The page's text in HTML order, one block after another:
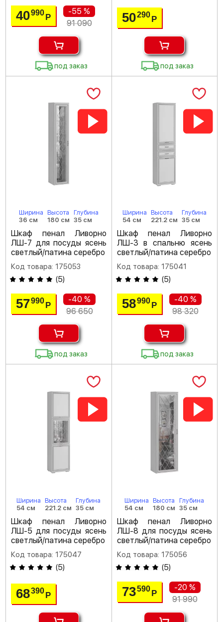
40990Р
-55 %
91 090
под заказ
50290 Р
под заказ
Ширина
36 см
Высота
180 см
Глубина
35 см
Шкаф пенал Ливорно
ЛШ-7 для посуды ясень
светлый/патина серебро
Код товара: 175053
(5)
57990Р
-40 %
96 650
под заказ
Ширина
54 см
Высота
221.2 см
Глубина
35 см
Шкаф пенал Ливорно
ЛШ-3 в спальню ясень
светлый/патина серебро
Код товара: 175041
(5)
58990 Р
-40 %
98 320
под заказ
Ширина
54 см
Высота
221.2 см
Глубина
35 см
Шкаф пенал Ливорно
ЛШ-5 для посуды ясень
светлый/патина серебро
Код товара: 175047
(5)
68390Р
Ширина
54 см
Высота
180 см
Глубина
35 см
Шкаф пенал Ливорно
ЛШ-8 для посуды ясень
светлый/патина серебро
Код товара: 175056
(5)
73590 Р
-20 %
91 990